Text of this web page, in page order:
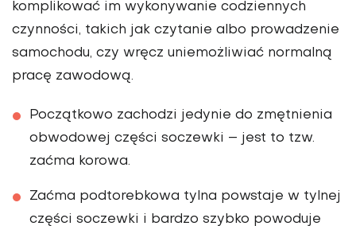
komplikować im wykony­wanie codziennych
czynno­ści, takich jak czytanie albo prowadzenie
samochodu, czy wręcz uniemożliwiać normalną
pracę zawodową.
Początkowo zachodzi jedy­nie do zmętnienia
obwodo­wej części soczewki – jest to tzw.
zaćma korowa.
Zaćma podtorebkowa tylna powsta­je w tylnej
części soczewki i bardzo szybko powoduje